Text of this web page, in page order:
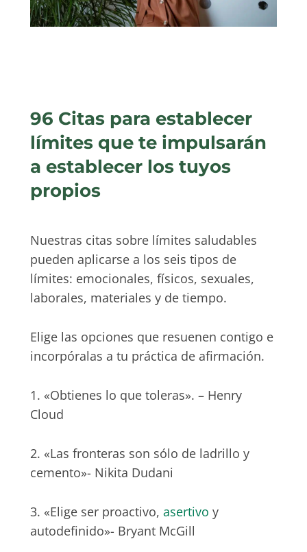
96 Citas para establecer
límites que te impulsarán
a establecer los tuyos
propios
Nuestras citas sobre límites saludables
pueden aplicarse a los seis tipos de
límites: emocionales, físicos, sexuales,
laborales, materiales y de tiempo.
Elige las opciones que resuenen contigo e
incorpóralas a tu práctica de afirmación.
1. «Obtienes lo que toleras». – Henry
Cloud
2. «Las fronteras son sólo de ladrillo y
cemento»- Nikita Dudani
3. «Elige ser proactivo, asertivo y
autodefinido»- Bryant McGill